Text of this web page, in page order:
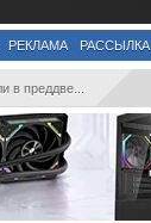
РЕКЛАМА РАССЫЛКА
в преддве...